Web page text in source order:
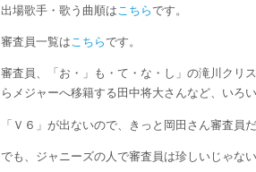
出場歌手・歌う曲順は こちらです。
審査員一覧はこちらです。
審査員、「お・」も・て・な・し」の滝川クリ
らメジャーへ移籍する田中将大さんなど、いろい
「Ｖ６」が出ないので、きっと岡田さん審査員
でも、ジャニーズの人で審査員は珍しいじゃな